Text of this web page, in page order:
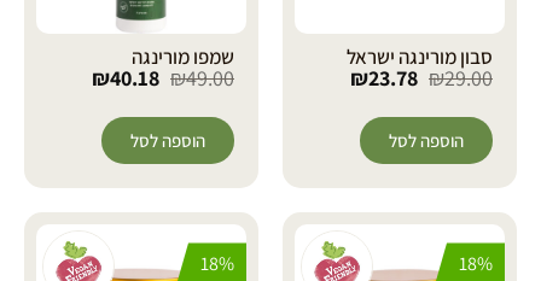
סבון מורינגה ישראל
₪29.00
₪23.78
הוספה לסל
שמפו מורינגה
₪49.00
₪40.18
הוספה לסל
18%
18%